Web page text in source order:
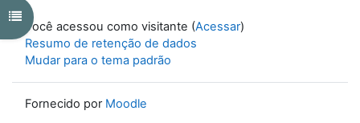
Abrir índice do curso
Você acessou como visitante (Acessar)
Resumo de retenção de dados
Mudar para o tema padrão
Fornecido por Moodle